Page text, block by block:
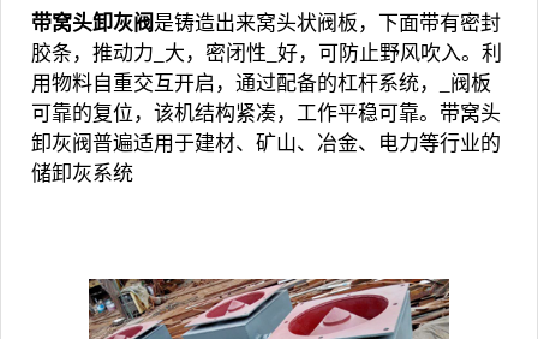
带窝头卸灰阀是铸造出来窝头状阀板，下面带有密封
胶条，推动力_大，密闭性_好，可防止野风吹入。利
用物料自重交互开启，通过配备的杠杆系统，_阀板
可靠的复位，该机结构紧凑，工作平稳可靠。 带窝头
卸灰阀普遍适用于建材、矿山、冶金、电力等行业的
储卸灰系统